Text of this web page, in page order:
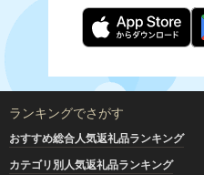
ランキングでさがす
おすすめ総合人気返礼品ランキング
カテゴリ別人気返礼品ランキング